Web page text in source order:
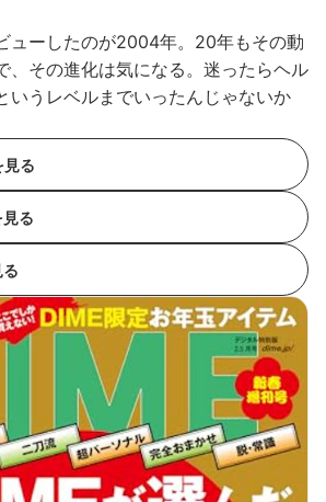
ューしたのが2004年。20年もその動
、その進化は気になる。迷ったらヘル
いうレベルまでいったんじゃないか
る
る